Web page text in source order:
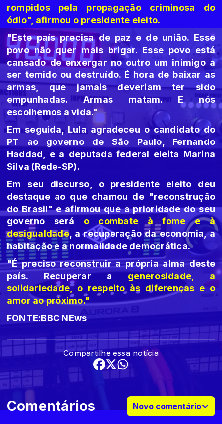
rompidos pela propagação criminosa do
ódio", afirmou o presidente eleito.
"Este país precisa de paz e de união. Esse
povo não quer mais brigar. Esse povo está
cansado de enxergar no outro um inimigo a
ser temido ou destruído. É hora de baixar as
armas, que jamais deveriam ter sido
empunhadas. Armas matam. E nós
escolhemos a vida."
Em seguida, Lula agradeceu o candidato do
PT ao governo de São Paulo, Fernando
Haddad, e a deputada federal eleita Marina
Silva (Rede-SP).
Em seu discurso, o presidente eleito deu
destaque ao que chamou de "reconstrução
do Brasil" e afirmou que a prioridade do seu
governo será o combate à fome e à
desigualdade, a recuperação da economia, a
habitação e a normalidade democrática.
"É preciso reconstruir a própria alma deste
país. Recuperar a generosidade, a
solidariedade, o respeito às diferenças e o
amor ao próximo."
FONTE:BBC NEws
Compartilhe essa notícia
Comentários Novo comentário